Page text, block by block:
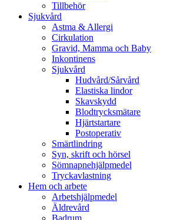
Tillbehör
Sjukvård
Astma & Allergi
Cirkulation
Gravid, Mamma och Baby
Inkontinens
Sjukvård
Hudvård/Sårvård
Elastiska lindor
Skavskydd
Blodtrycksmätare
Hjärtstartare
Postoperativ
Smärtlindring
Syn, skrift och hörsel
Sömnapnehjälpmedel
Tryckavlastning
Hem och arbete
Arbetshjälpmedel
Äldrevård
Badrum